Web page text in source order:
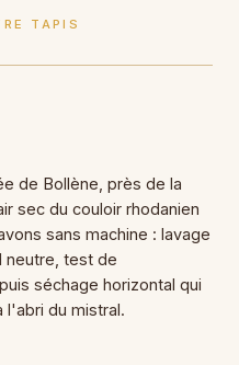
TAPIS
de Bollène, près de la
sec du couloir rhodanien
sans machine : lavage
neutre, test de
séchage horizontal qui
l'abri du mistral.